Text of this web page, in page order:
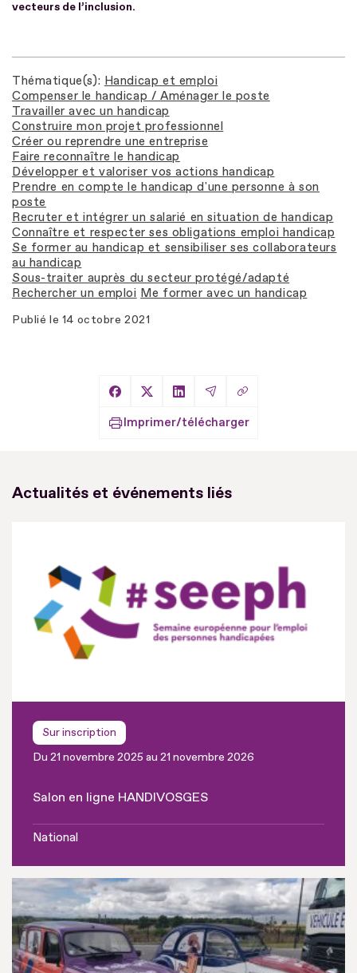
vecteurs de l’inclusion.
Thématique(s) Handicap et emploi
Compenser le handicap / Aménager le poste
Travailler avec un handicap
Construire mon projet professionnel
Créer ou reprendre une entreprise
Faire reconnaître le handicap
Développer et valoriser vos actions handicap
Prendre en compte le handicap d'une personne à son
poste
Recruter et intégrer un salarié en situation de handicap
Connaître et respecter ses obligations emploi handicap
Se former au handicap et sensibiliser ses collaborateurs
au handicap
Sous-traiter auprès du secteur protégé/adapté
Rechercher un emploi Me former avec un handicap
Publié le 14 octobre 2021
Partager sur Facebook
Partager sur X
Partager sur LinkedIn
Partager par Email
Copier le lien
Imprimer/télécharger
Actualités et événements liés
Sur inscription
Du 21 novembre 2025 au 21 novembre 2026
Salon en ligne HANDIVOSGES
National